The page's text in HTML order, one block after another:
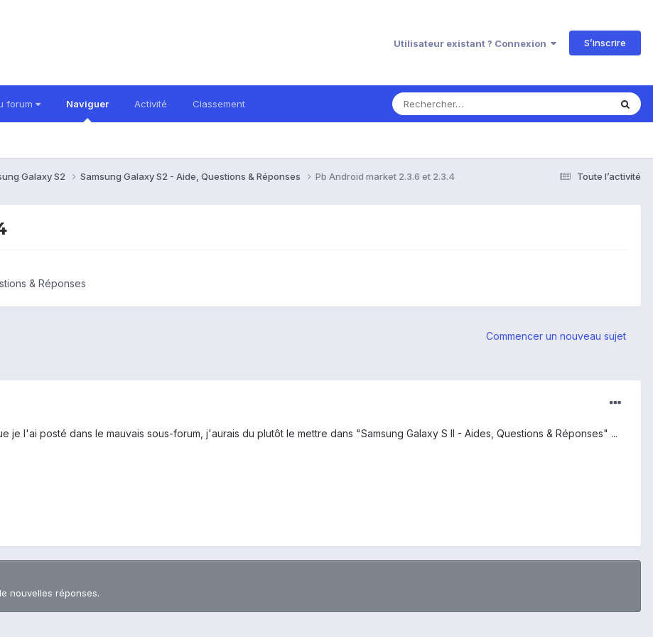
Utilisateur existant ? Connexion S’inscrire
forum Naviguer Activité Classement
Toute l’activité
Galaxy S2 Samsung Galaxy S2 - Aide, Questions & Réponses Pb Android market 2.3.6 et 2.3.4
& Réponses
Commencer un nouveau sujet
je l'ai posté dans le mauvais sous-forum, j'aurais du plutôt le mettre dans "Samsung Galaxy S II - Aides, Questions & Réponses" ...
nouvelles réponses.